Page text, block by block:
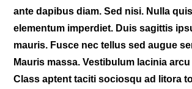
ante dapibus diam. Sed nisi. Nulla
elementum imperdiet. Duis sagittis
mauris. Fusce nec tellus sed augue
Mauris massa. Vestibulum lacinia
Class aptent taciti sociosqu ad litora